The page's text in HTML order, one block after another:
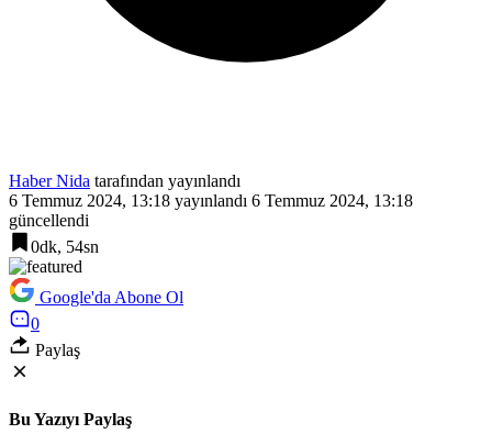
Haber Nida tarafından yayınlandı
6 Temmuz 2024, 13:18 yayınlandı 6 Temmuz 2024, 13:18
güncellendi
0dk, 54sn
Google'da Abone Ol
0
Paylaş
Bu Yazıyı Paylaş